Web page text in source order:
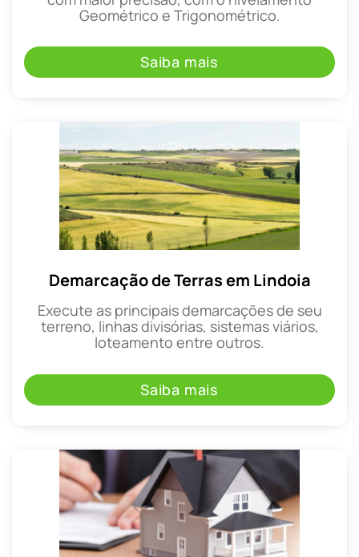
Geométrico e Trigonométrico.
Saiba mais
Demarcação de Terras em Lindoia
Execute as principais demarcações de seu
terreno, linhas divisórias, sistemas viários,
loteamento entre outros.
Saiba mais